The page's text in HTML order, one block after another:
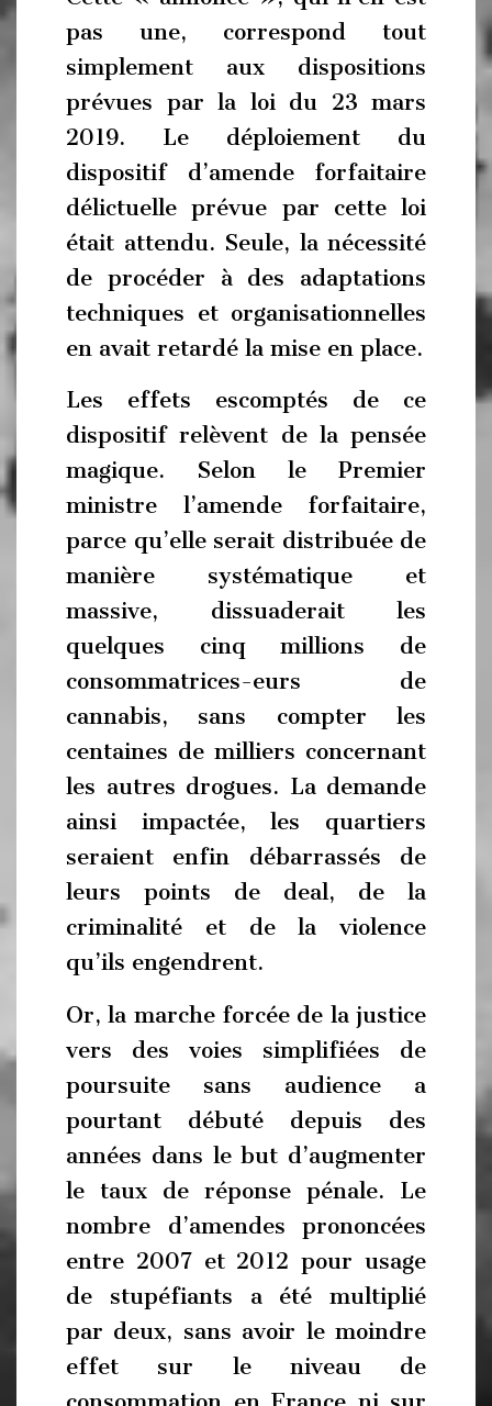
pas une, correspond tout
simplement aux dispositions
prévues par la loi du 23 mars
2019. Le déploiement du
dispositif d’amende forfaitaire
délictuelle prévue par cette loi
était attendu. Seule, la nécessité
de procéder à des adaptations
techniques et organisationnelles
en avait retardé la mise en place.
Les effets escomptés de ce
dispositif relèvent de la pensée
magique. Selon le Premier
ministre l’amende forfaitaire,
parce qu’elle serait distribuée de
manière systématique et
massive, dissuaderait les
quelques cinq millions de
consommatrices-eurs de
cannabis, sans compter les
centaines de milliers concernant
les autres drogues. La demande
ainsi impactée, les quartiers
seraient enfin débarrassés de
leurs points de deal, de la
criminalité et de la violence
qu’ils engendrent.
Or, la marche forcée de la justice
vers des voies simplifiées de
poursuite sans audience a
pourtant débuté depuis des
années dans le but d’augmenter
le taux de réponse pénale. Le
nombre d’amendes prononcées
entre 2007 et 2012 pour usage
de stupéfiants a été multiplié
par deux, sans avoir le moindre
effet sur le niveau de